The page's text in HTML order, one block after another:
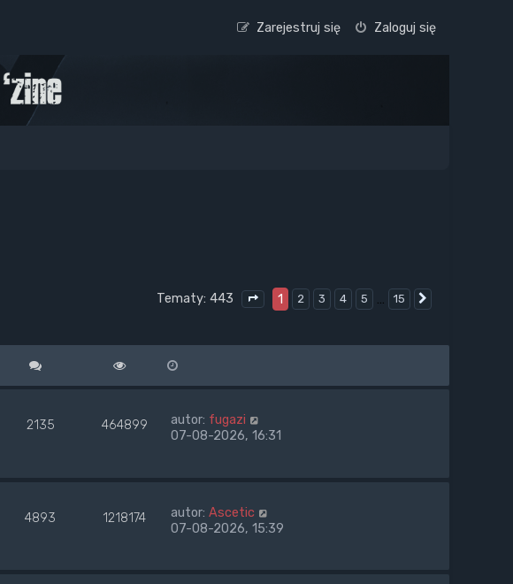
Zaloguj się
Zarejestruj się
Tematy: 443 Strona1 15
1 2 3 4 5 … 15
2135 464899 autor: fugazi
07-08-2026, 16:31
4893 1218174 autor: Ascetic
07-08-2026, 15:39